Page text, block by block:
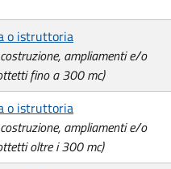
o istruttoria
ampliamenti e/o
fino a 300 mc)
o istruttoria
ampliamenti e/o
oltre i 300 mc)